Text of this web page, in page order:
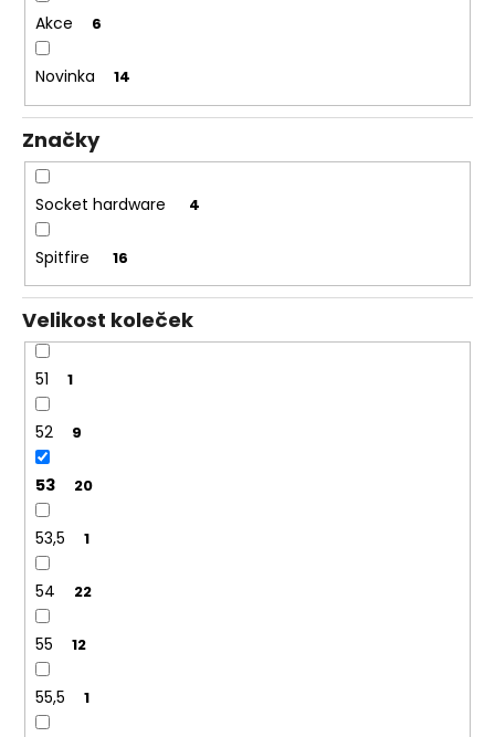
ůAkce 6
Novinka 14
Značky
Socket hardware 4
Spitfire 16
Velikost koleček
51 1
52 9
53 20
53,5 1
54 22
55 12
55,5 1
a
t
?